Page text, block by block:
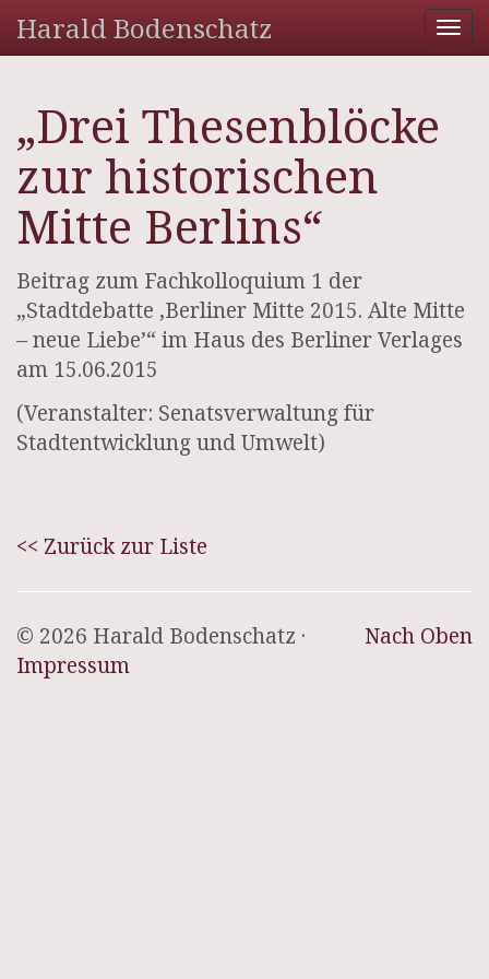
Harald Bodenschatz
„Drei Thesenblöcke
zur historischen
Mitte Berlins“
Beitrag zum Fachkolloquium 1 der
„Stadtdebatte ‚Berliner Mitte 2015. Alte Mitte
– neue Liebe’“ im Haus des Berliner Verlages
am 15.06.2015
(Veranstalter: Senatsverwaltung für
Stadtentwicklung und Umwelt)
<< Zurück zur Liste
Nach Oben
© 2026 Harald Bodenschatz ·
Impressum